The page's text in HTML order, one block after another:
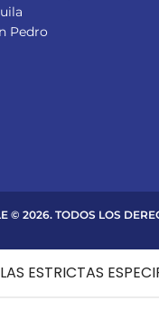
Pedro
© 2026. TODOS LOS
ESTRICTAS